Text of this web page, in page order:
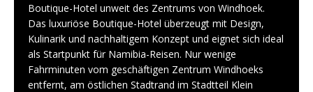
Boutique-Hotel unweit des Zentrums von Windhoek.
Das luxuriöse Boutique-Hotel überzeugt mit Design,
Kulinarik und nachhaltigem Konzept und eignet sich ideal
als Startpunkt für Namibia-Reisen. Nur wenige
Fahrminuten vom geschäftigen Zentrum Windhoeks
entfernt, am östlichen Stadtrand im Stadtteil Klein